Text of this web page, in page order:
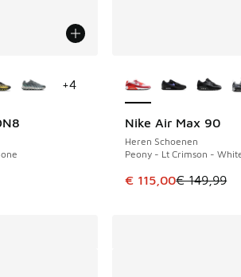
+4
Nike Air Max 90
Heren Schoenen
Peony - Lt Crimson -
Dit artikel is in de
€ 115,00€ 149,99
BESPAAR € 34